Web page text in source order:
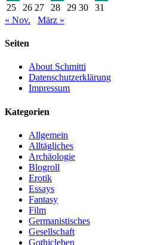
25
26 27 28 29 30
31
« Nov.
März »
Seiten
About Schmitti
Datenschutzerklärung
Impressum
Kategorien
Allgemein
Alltägliches
Archäologie
Blogroll
Erotik
Essays
Fantasy
Film
Germanistisches
Gesellschaft
Gothicleben